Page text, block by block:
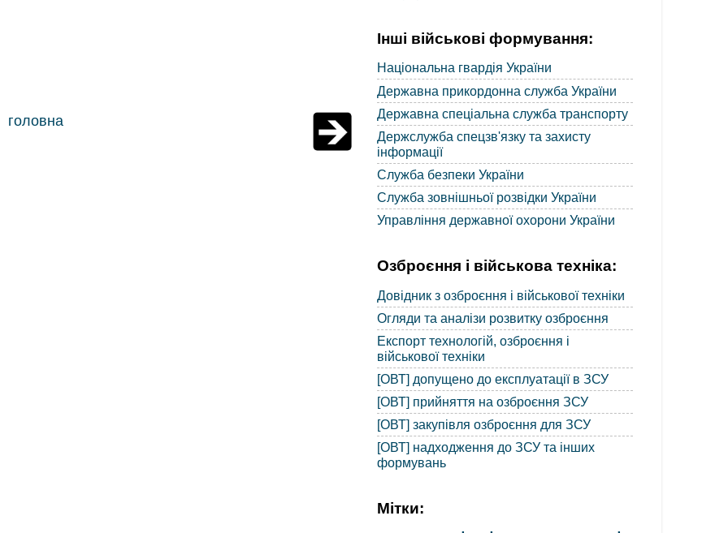
головна
Інші військові формування:
Національна гвардія України
Державна прикордонна служба України
Державна спеціальна служба транспорту
Держслужба спецзв'язку та захисту
інформації
Служба безпеки України
Служба зовнішньої розвідки України
Управління державної охорони України
Озброєння і військова техніка:
Довідник з озброєння і військової техніки
Огляди та аналізи розвитку озброєння
Експорт технологій, озброєння і
військової техніки
[ОВТ] допущено до експлуатації в ЗСУ
[ОВТ] прийняття на озброєння ЗСУ
[ОВТ] закупівля озброєння для ЗСУ
[ОВТ] надходження до ЗСУ та інших
формувань
Мітки: